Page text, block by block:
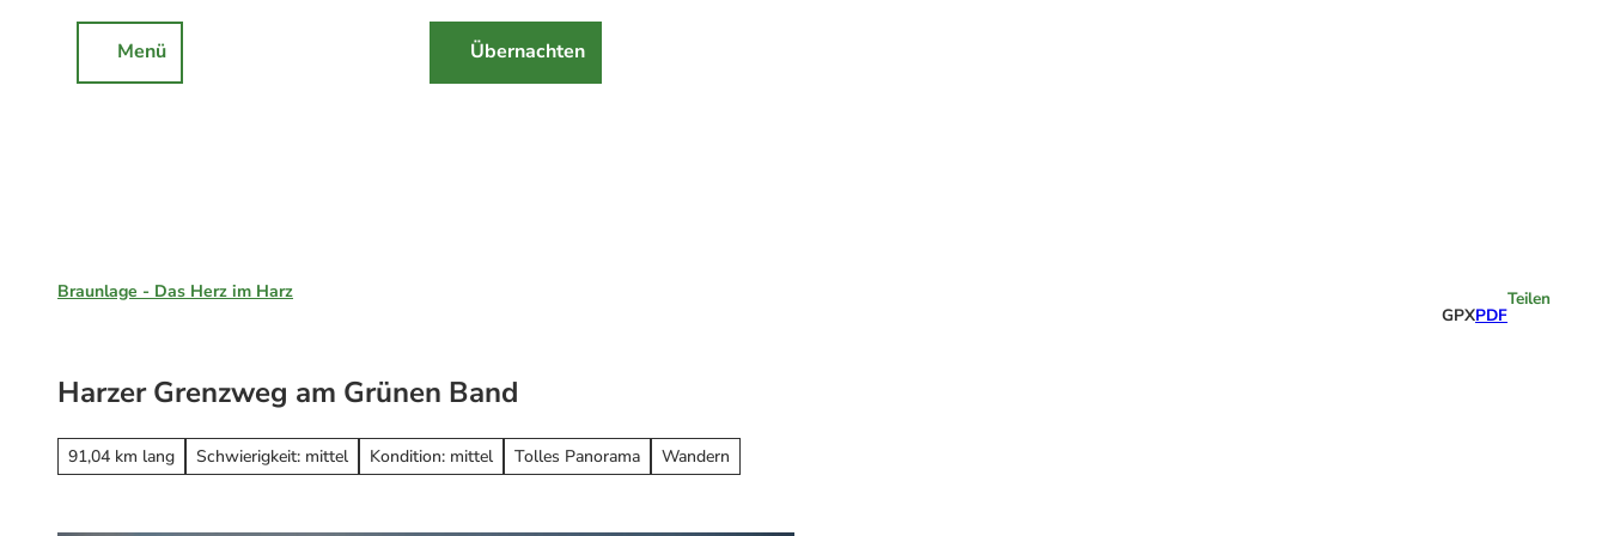
Menü
Sankt Andreasberg
Hohegeiß
Nationalpark Harz
Erleben
Alle Erlebnisse
Wandern
Übernachten
Braunlage - Das Herz im Harz
GPXPDF
Teilen
Harzer Grenzweg am Grünen Band
91,04 km lang Schwierigkeit: mittel Kondition: mittel Tolles Panorama Wandern